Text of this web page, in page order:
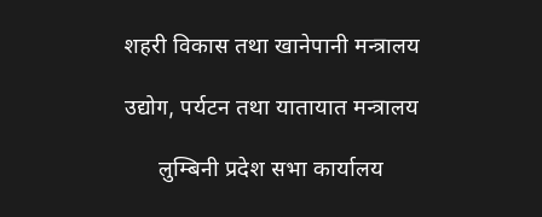
शहरी विकास तथा खानेपानी मन्त्रालय
उद्योग, पर्यटन तथा यातायात मन्त्रालय
लुम्बिनी प्रदेश सभा कार्यालय